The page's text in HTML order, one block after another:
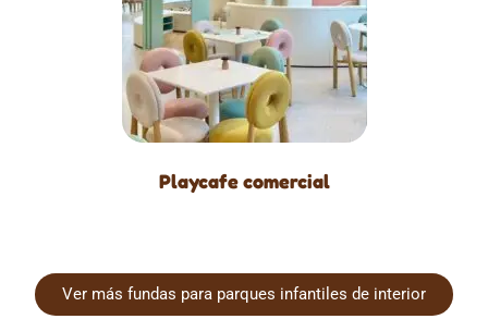
Playcafe comercial
Ver más fundas para parques infantiles de interior